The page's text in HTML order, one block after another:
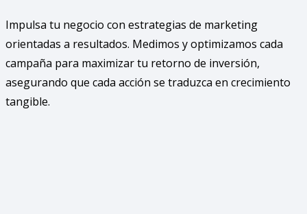
Impulsa tu negocio con estrategias de marketing
orientadas a resultados. Medimos y optimizamos cada
campaña para maximizar tu retorno de inversión,
asegurando que cada acción se traduzca en crecimiento
tangible.